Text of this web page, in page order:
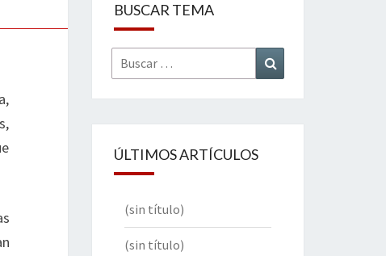
BUSCAR TEMA
Buscar
por:
ÚLTIMOS ARTÍCULOS
(sin título)
(sin título)